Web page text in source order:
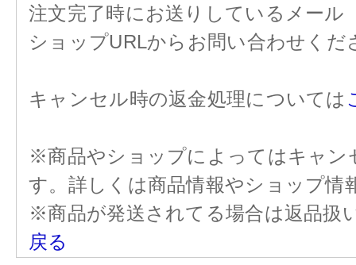
注文完了時にお送りしているメール
ショップURLからお問い合わせくだ
キャンセル時の返金処理については
※商品やショップによってはキャン
す。詳しくは商品情報やショップ情
※商品が発送されてる場合は返品扱
戻る